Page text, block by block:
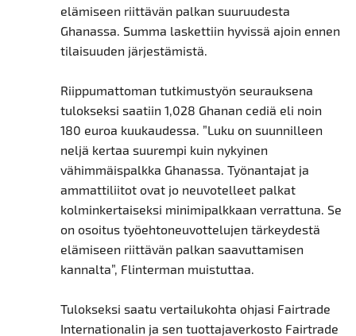
elämiseen riittävän palkan suuruudesta
Ghanassa. Summa laskettiin hyvissä ajoin ennen
tilaisuuden järjestämistä.
Riippumattoman tutkimustyön seurauksena
tulokseksi saatiin 1,028 Ghanan cediä eli noin
180 euroa kuukaudessa. ”Luku on suunnilleen
neljä kertaa suurempi kuin nykyinen
vähimmäispalkka Ghanassa. Työnantajat ja
ammattiliitot ovat jo neuvotelleet palkat
kolminkertaiseksi minimipalkkaan verrattuna. Se
on osoitus työehtoneuvottelujen tärkeydestä
elämiseen riittävän palkan saavuttamisen
kannalta”, Flinterman muistuttaa.
Tulokseksi saatu vertailukohta ohjasi Fairtrade
Internationalin ja sen tuottajaverkosto Fairtrade